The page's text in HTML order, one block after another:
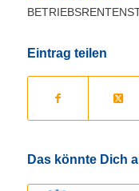
Eintrag teilen
Das könnte Dich